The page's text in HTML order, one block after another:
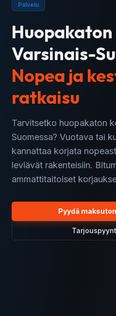
Palvelu
Varsinais-
Nopea ja
ratkaisu
Tarvitsetko huopakaton
Suomessa? Vuotava tai
kannattaa korjata
leviävät rakenteisiin.
ammattitaitoiset
Pyydä